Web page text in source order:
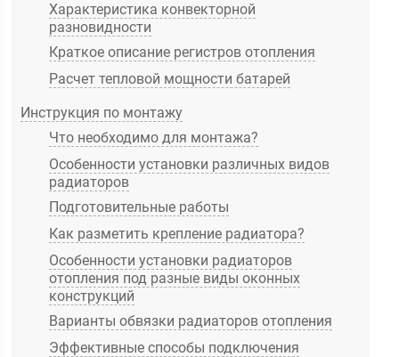
Характеристика конвекторной
разновидности
Краткое описание регистров отопления
Расчет тепловой мощности батарей
Инструкция по монтажу
Что необходимо для монтажа?
Особенности установки различных видов
радиаторов
Подготовительные работы
Как разметить крепление радиатора?
Особенности установки радиаторов
отопления под разные виды оконных
конструкций
Варианты обвязки радиаторов отопления
Эффективные способы подключения